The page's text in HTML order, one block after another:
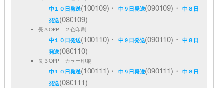
中１０日発送(100109)・中９日発送(090109)・中８日
発送(080109)
長３OPP ２色印刷
中１０日発送(100110)・中９日発送(090110)・中８日
発送(080110)
長３OPP カラー印刷
中１０日発送(100111)・中９日発送(090111)・中８日
発送(080111)